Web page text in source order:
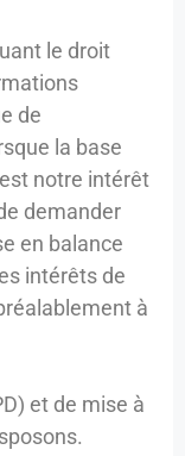
le droit
de
la base
notre intérêt
demander
en balance
intérêts de
à
et de mise à